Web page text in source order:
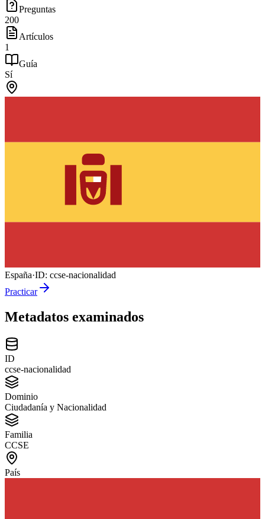
Preguntas
200
Artículos
1
Guía
Sí
España·ID: ccse-nacionalidad
Practicar
Metadatos examinados
ID
ccse-nacionalidad
Dominio
Ciudadanía y Nacionalidad
Familia
CCSE
País